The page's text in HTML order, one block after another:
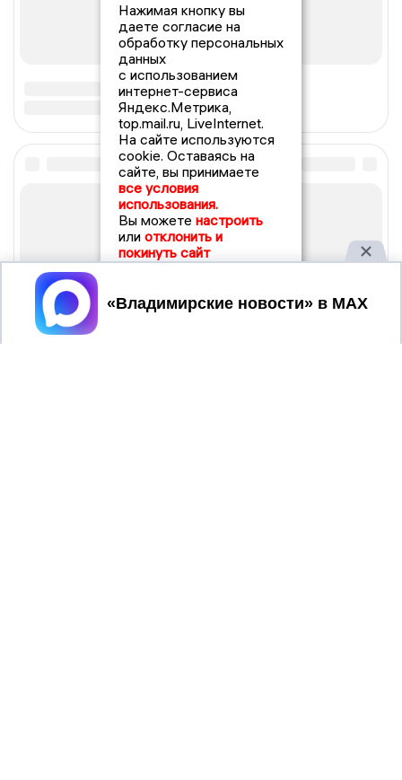
Нажимая кнопку вы
даете согласие на
обработку персональных
данных
с использованием
интернет-сервиса
Яндекс.Метрика,
top.mail.ru, LiveInternet.
На сайте используются
cookie. Оставаясь на
сайте, вы принимаете
все условия
использования.
Вы можете настроить
или отклонить и
покинуть сайт
Принять